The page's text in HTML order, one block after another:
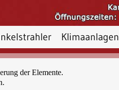
Klimaanlagen
der Elemente.